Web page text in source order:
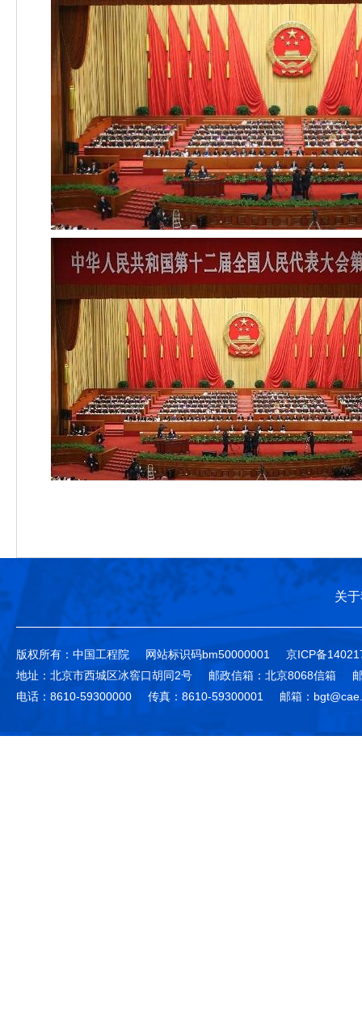
关
版权所有：中国工程院 网站标识码bm50000001
京ICP备
地址：北京市西城区冰窖口胡同2号
邮政信箱：北京8068信箱
电话：8610-59300000
传真：8610-59300001 邮箱：